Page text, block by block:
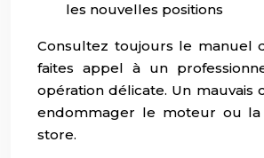
les nouvelles positions
Consultez toujours le manuel
faites appel à un
opération délicate. Un mauvais
endommager le moteur ou
store.